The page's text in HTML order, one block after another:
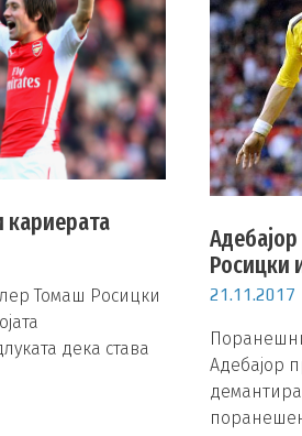
кариерата
Томаш Росицки
дека става
Росицки
21.11.2017
Адебајор